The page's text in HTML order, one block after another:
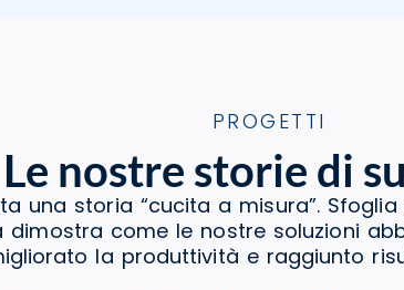
PROGETTI
Le nostre storie di
una storia “cucita a misura”.
dimostra come le nostre soluzioni
la produttività e raggiunto